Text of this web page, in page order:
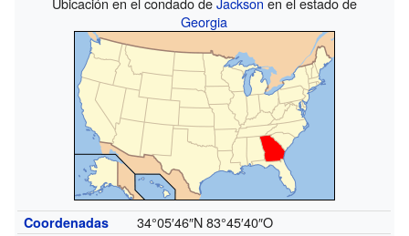
Georgia
Coordenadas 34°05′46″N 83°45′40″O